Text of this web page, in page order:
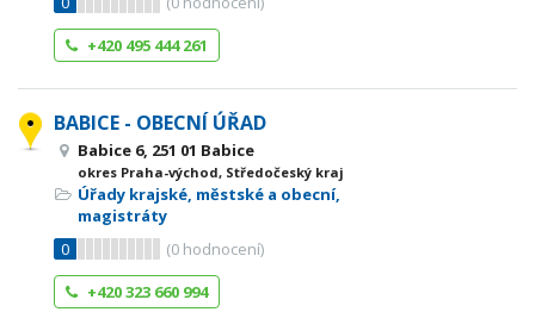
+420 495 444 261
BABICE - OBECNÍ ÚŘAD
Babice 6, 251 01 Babice
okres Praha-východ, Středočeský kraj
Úřady krajské, městské a obecní,
magistráty
0
(0 hodnocení)
+420 323 660 994